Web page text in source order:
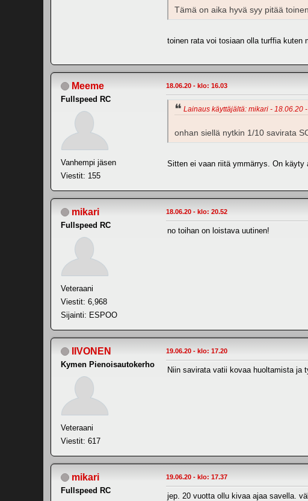
Tämä on aika hyvä syy pitää
toinen rata voi tosiaan olla turffia kuten
Meeme
Fullspeed RC
Vanhempi jäsen
Viestit: 155
18.06.20 - klo: 16.03
Lainaus käyttäjältä: mikari - 18.06.20
onhan siellä nytkin 1/10 savirata
Sitten ei vaan riitä ymmärrys. On
mikari
Fullspeed RC
Veteraani
Viestit: 6,968
Sijainti: ESPOO
18.06.20 - klo: 20.52
no toihan on loistava uutinen!
IIVONEN
Kymen Pienoisautokerho
Veteraani
Viestit: 617
19.06.20 - klo: 17.20
Niin savirata vatii kovaa huoltamista ja
mikari
Fullspeed RC
19.06.20 - klo: 17.37
jep. 20 vuotta ollu kivaa ajaa savella.